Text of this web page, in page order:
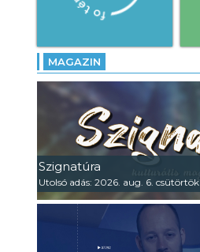
MAGAZIN
Szignatúra
Utolsó adás: 2026. aug. 6. csütörtök